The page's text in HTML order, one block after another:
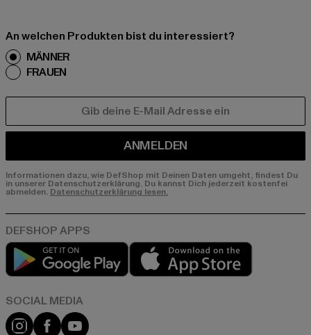
An welchen Produkten bist du interessiert?
MÄNNER
FRAUEN
ANMELDEN
Informationen dazu, wie DefShop mit Deinen Daten umgeht, findest Du
in unserer Datenschutzerklärung. Du kannst Dich jederzeit kostenfei
abmelden. Datenschutzerklärung lesen.
Play market
Instagram
FacebookYouTube